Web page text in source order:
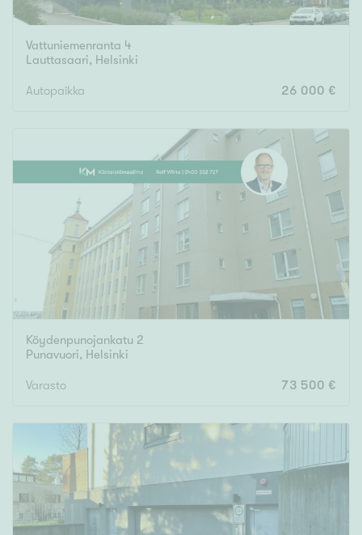
Vattuniemenranta 4
Lauttasaari, Helsinki
Autopaikka 26 000 €
Köydenpunojankatu 2
Punavuori, Helsinki
Varasto 73 500 €